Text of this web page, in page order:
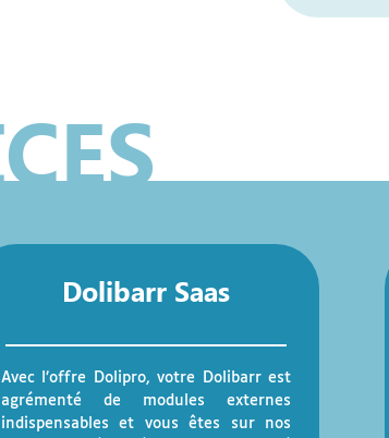
Dolibarr Saas
Avec l’offre Dolipro, votre Dolibarr est
agrémenté de modules externes
indispensables et vous êtes sur nos